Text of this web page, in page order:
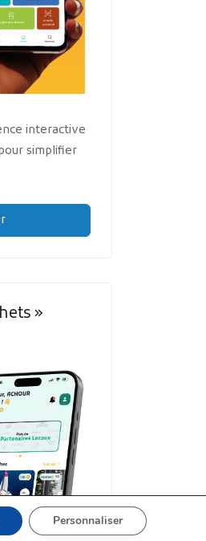
interactive
simplifier
»
Personnaliser